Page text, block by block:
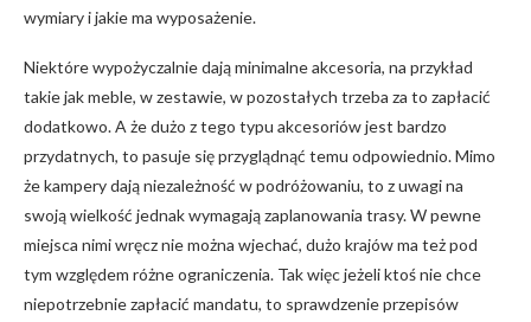
wymiary i jakie ma wyposażenie.
Niektóre wypożyczalnie dają minimalne akcesoria, na przykład
takie jak meble, w zestawie, w pozostałych trzeba za to zapłacić
dodatkowo. A że dużo z tego typu akcesoriów jest bardzo
przydatnych, to pasuje się przyglądnąć temu odpowiednio. Mimo
że kampery dają niezależność w podróżowaniu, to z uwagi na
swoją wielkość jednak wymagają zaplanowania trasy. W pewne
miejsca nimi wręcz nie można wjechać, dużo krajów ma też pod
tym względem różne ograniczenia. Tak więc jeżeli ktoś nie chce
niepotrzebnie zapłacić mandatu, to sprawdzenie przepisów